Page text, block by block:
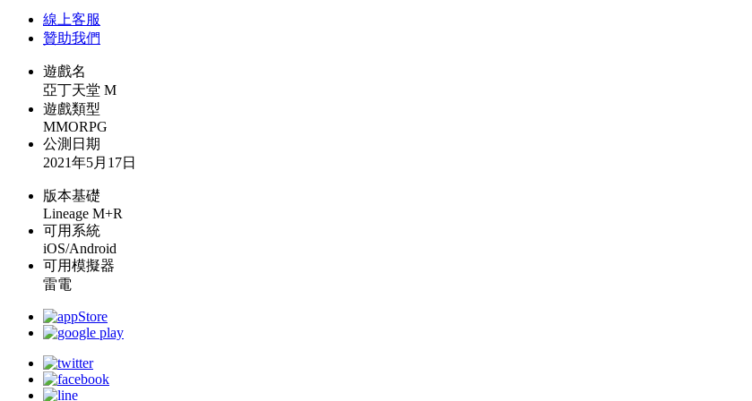
線上客服
贊助我們
遊戲名
亞丁天堂 M
遊戲類型
MMORPG
公測日期
2021年5月17日
版本基礎
Lineage M+R
可用系統
iOS/Android
可用模擬器
雷電